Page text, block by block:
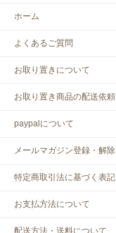
ホーム
よくあるご質問
お取り置きについて
お取り置き商品の配送依頼
paypalについて
メールマガジン登録・解除
特定商取引法に基づく表記
お支払方法について
配送方法・送料について